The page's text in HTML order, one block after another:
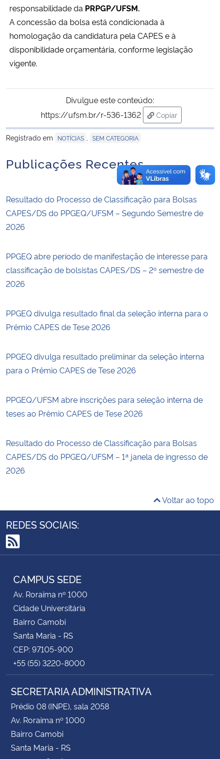
Banco Central do Brasil
Planalto
responsabilidade da PRPGP/UFSM.
A concessão da bolsa está condicionada à
homologação da candidatura pela CAPES e à
disponibilidade orçamentária, conforme legislação
vigente.
Divulgue este conteúdo:
https://ufsm.br/r-536-1362
Copiar
para área de
Registrado em
NOTÍCIAS SEM CATEGORIA
Publicações Recentes
Resultado do Processo de Classificação para Bolsas
CAPES/DS do PPGEQ/UFSM – Segundo Semestre de
2026
PPGEQ abre período de manifestação de interesse para
classificação de bolsistas CAPES/DS – 2º semestre de
2026
PPGEQ divulga resultado final da seleção interna para o
Prêmio CAPES de Tese 2026
PPGEQ divulga resultado preliminar da seleção interna
para o Prêmio CAPES de Tese 2026
PPGEQ/UFSM abre inscrições para seleção interna de
teses ao Prêmio CAPES de Tese 2026
Resultado do Processo de Classificação para Bolsas
CAPES/DS do PPGEQ/UFSM – 1ª janela de ingresso de
2026
Voltar ao topo
REDES SOCIAIS:
RSS
CAMPUS SEDE
Av. Roraima nº 1000
Cidade Universitária
Bairro Camobi
Santa Maria - RS
CEP: 97105-900
+55 (55) 3220-8000
SECRETARIA ADMINISTRATIVA
Prédio 08 (INPE), sala 2058
Av. Roraima nº 1000
Bairro Camobi
Santa Maria - RS